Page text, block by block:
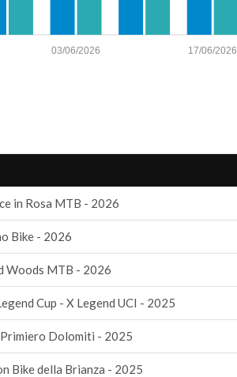
17/06/2026
03/06/2026
in Rosa MTB - 2026
Bike - 2026
Woods MTB - 2026
Cup - X Legend UCI - 2025
Dolomiti - 2025
Bike della Brianza - 2025